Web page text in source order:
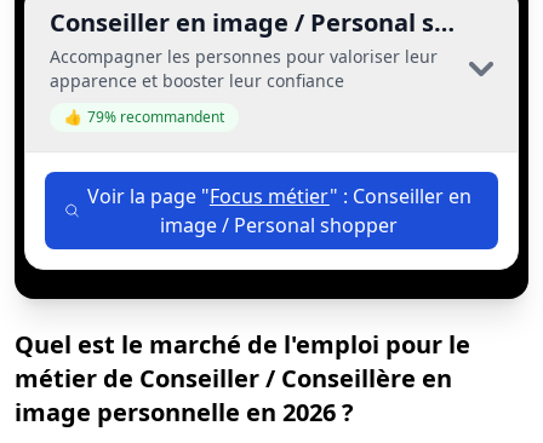
Conseiller en image / Personal shopper
Accompagner les personnes pour valoriser leur
apparence et booster leur confiance
👍 79% recommandent
Voir la page "Focus métier" : Conseiller en
image / Personal shopper
Quel est le marché de l'emploi pour le
métier de Conseiller / Conseillère en
image personnelle en 2026 ?